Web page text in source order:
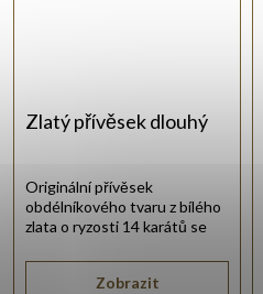
Zlatý přívěsek dlouhý
Zobrazit
Originální přívěsek
obdélníkového tvaru z bílého
zlata o ryzosti 14 karátů se